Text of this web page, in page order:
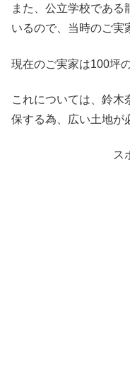
また、公立学校である
いるので、当時のご実
現在のご実家は100坪
これについては、鈴木
保する為、広い土地が
ス